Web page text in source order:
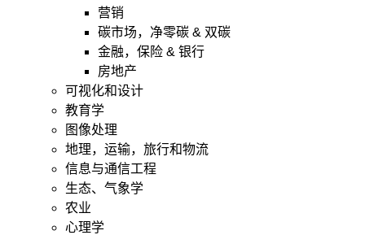
营销
碳市场，净零碳 & 双碳
金融，保险 & 银行
房地产
可视化和设计
教育学
图像处理
地理，运输，旅行和物流
信息与通信工程
生态、气象学
农业
心理学